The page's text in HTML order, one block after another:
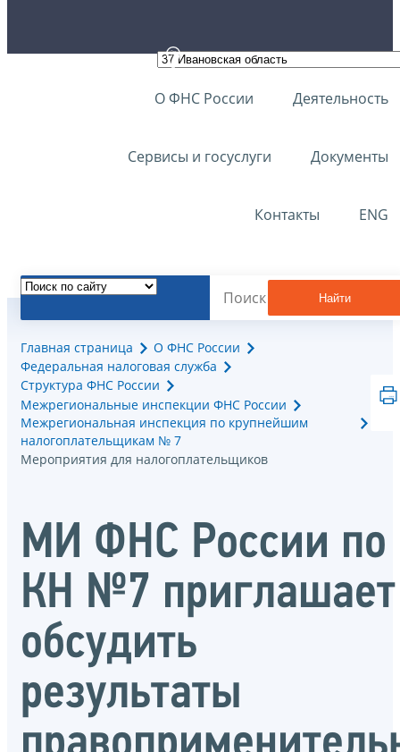
О ФНС России Деятельность
Сервисы и госуслуги Документы
Контакты ENG
Найти
Главная страница
О ФНС России
Федеральная налоговая служба
Структура ФНС России
Межрегиональные инспекции ФНС России
Межрегиональная инспекция по крупнейшим
налогоплательщикам № 7
Мероприятия для налогоплательщиков
МИ ФНС России по
КН №7 приглашает
обсудить
результаты